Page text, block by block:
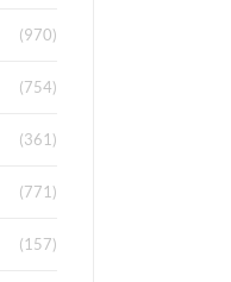
(970)
(754)
(361)
(771)
(157)